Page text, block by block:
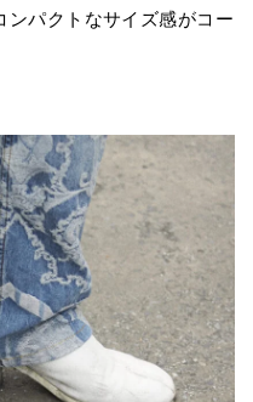
ンパクトなサイズ感がコー